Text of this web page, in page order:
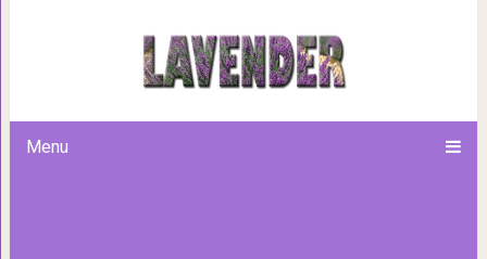
Menu
Замок Зигмаринген: